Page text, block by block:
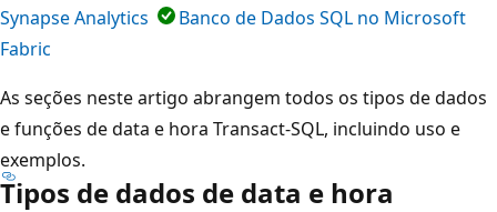
Synapse Analytics
Banco de Dados SQL no Microsoft
Fabric
As seções neste artigo abrangem todos os tipos de dados
e funções de data e hora Transact-SQL, incluindo uso e
exemplos.
Tipos de dados de data e hora